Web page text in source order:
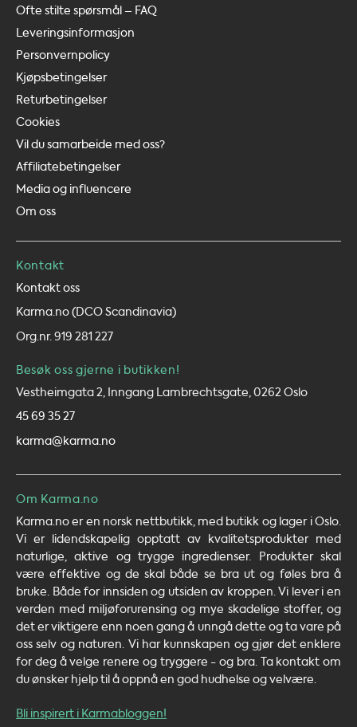
Ofte stilte spørsmål – FAQ
Leveringsinformasjon
Personvernpolicy
Kjøpsbetingelser
Returbetingelser
Cookies
Vil du samarbeide med oss?
Affiliatebetingelser
Media og influencere
Om oss
Kontakt
Kontakt oss
Karma.no (DCO Scandinavia)
Org.nr. 919 281 227
Besøk oss gjerne i butikken!
Vestheimgata 2, Inngang Lambrechtsgate, 0262 Oslo
45 69 35 27
karma@karma.no
Om Karma.no
Karma.no er en norsk nettbutikk, med butikk og lager i Oslo.
Vi er lidendskapelig opptatt av kvalitetsprodukter med
naturlige, aktive og trygge ingredienser. Produkter skal
være effektive og de skal både se bra ut og føles bra å
bruke. Både for innsiden og utsiden av kroppen. Vi lever i en
verden med miljøforurensing og mye skadelige stoffer, og
det er viktigere enn noen gang å unngå dette og ta vare på
oss selv og naturen. Vi har kunnskapen og gjør det enklere
for deg å velge renere og tryggere - og bra. Ta kontakt om
du ønsker hjelp til å oppnå en god hudhelse og velvære.
Bli inspirert i Karmabloggen!